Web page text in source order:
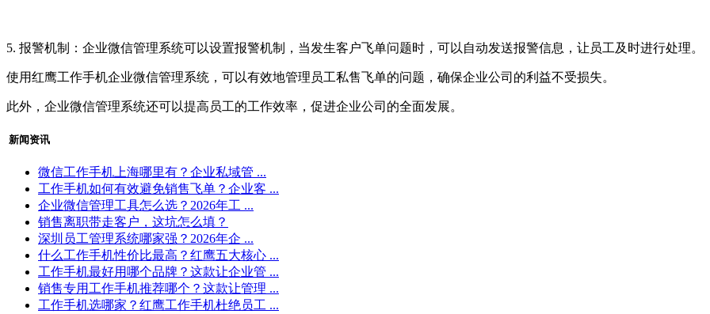
5. 报警机制：企业微信管理系统可以设置报警机制，当发生客户飞单问题时，可以自动发送报警信息，让员工及时进行处理。
使用红鹰工作手机企业微信管理系统，可以有效地管理员工私售飞单的问题，确保企业公司的利益不受损失。
此外，企业微信管理系统还可以提高员工的工作效率，促进企业公司的全面发展。
新闻资讯
微信工作手机上海哪里有？企业私域管 ...
工作手机如何有效避免销售飞单？企业客 ...
企业微信管理工具怎么选？2026年工 ...
销售离职带走客户，这坑怎么填？
深圳员工管理系统哪家强？2026年企 ...
什么工作手机性价比最高？红鹰五大核心 ...
工作手机最好用哪个品牌？这款让企业管 ...
销售专用工作手机推荐哪个？这款让管理 ...
工作手机选哪家？红鹰工作手机杜绝员工 ...